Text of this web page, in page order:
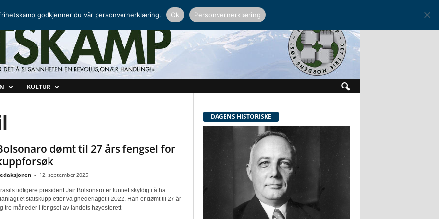
KULTUR
dømt til 27 års fengsel for
- 12. september 2025
tidligere president Jair Bolsonaro er funnet skyldig i å ha
et statskupp etter valgnederlaget i 2022. Han er dømt til 27 år
tre måneder i fengsel av landets høyesterett.
DAGENS HISTORISKE
godkjenner du vår personvernerklæring. Ok Personvernerklæring